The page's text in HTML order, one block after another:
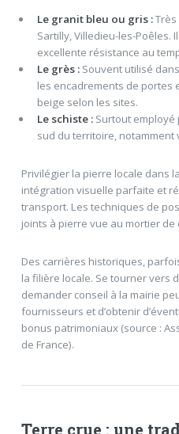
Le granit bleu ou gris :Très
Sartilly, Villedieu-les-Poêles.
excellente résistance au
Le grès :Souvent utilisé
les encadrements de portes
beige selon les sites.
Le schiste :Surtout employé
sud du territoire, notamment
Privilégier la pierre locale dans
intégration visuelle parfaite et
transport. Les techniques de
joints à pierre vue au mortier
Des carrières historiques,
la filière locale. Se tourner vers
demander conseil à la mairie
fournisseurs et d’obtenir
bonus patrimoniaux (source :
de France).
Terre crue : une